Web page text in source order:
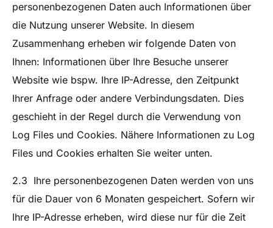
personenbezogenen Daten auch Informationen über
die Nutzung unserer Website. In diesem
Zusammenhang erheben wir folgende Daten von
Ihnen: Informationen über Ihre Besuche unserer
Website wie bspw. Ihre IP-Adresse, den Zeitpunkt
Ihrer Anfrage oder andere Verbindungsdaten. Dies
geschieht in der Regel durch die Verwendung von
Log Files und Cookies. Nähere Informationen zu Log
Files und Cookies erhalten Sie weiter unten.
2.3 Ihre personenbezogenen Daten werden von uns
für die Dauer von 6 Monaten gespeichert. Sofern wir
Ihre IP-Adresse erheben, wird diese nur für die Zeit